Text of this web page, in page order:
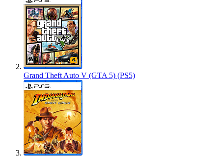
Grand Theft Auto V (GTA 5) (PS5)